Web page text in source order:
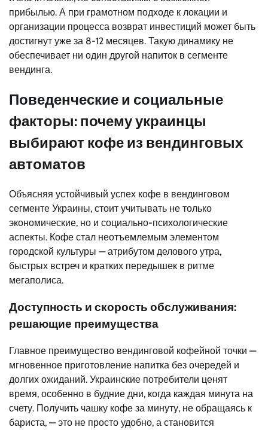
прибылью. А при грамотном подходе к локации и
организации процесса возврат инвестиций может быть
достигнут уже за 8-12 месяцев. Такую динамику не
обеспечивает ни один другой напиток в сегменте
вендинга.
Поведенческие и социальные
факторы: почему украинцы
выбирают кофе из вендинговых
автоматов
Объясняя устойчивый успех кофе в вендинговом
сегменте Украины, стоит учитывать не только
экономические, но и социально-психологические
аспекты. Кофе стал неотъемлемым элементом
городской культуры — атрибутом делового утра,
быстрых встреч и кратких передышек в ритме
мегаполиса.
Доступность и скорость обслуживания:
решающие преимущества
Главное преимущество вендинговой кофейной точки —
мгновенное приготовление напитка без очередей и
долгих ожиданий. Украинские потребители ценят
время, особенно в будние дни, когда каждая минута на
счету. Получить чашку кофе за минуту, не обращаясь к
бариста, — это не просто удобно, а становится